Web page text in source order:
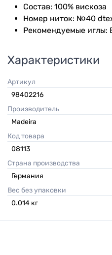
Состав: 100% вискоза
Номер ниток: №40
Рекомендуемые иглы:
Характеристики
Артикул
98402216
Производитель
Madeira
Код товара
08113
Страна производства
Германия
Вес без упаковки
0.014 кг